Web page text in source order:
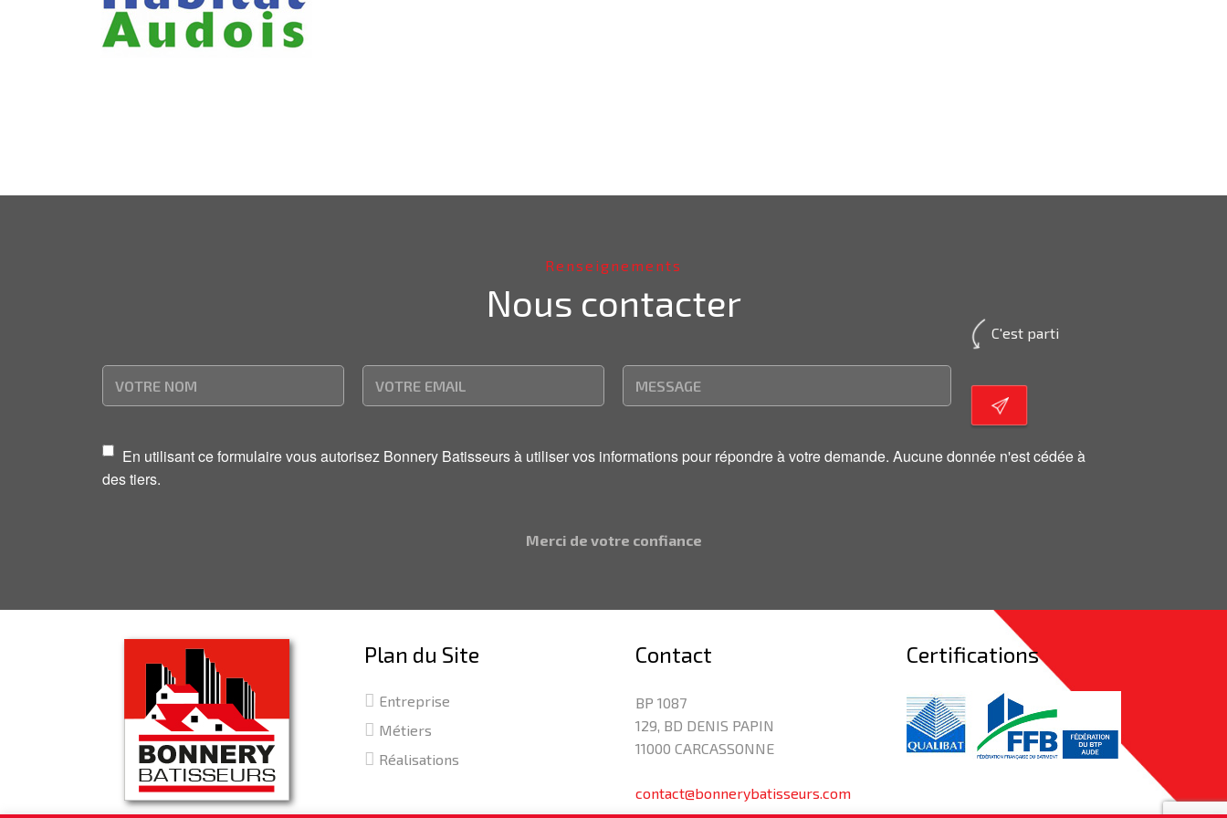
Renseignements
Nous contacter
C'est parti
En utilisant ce formulaire vous autorisez Bonnery Batisseurs à utiliser vos informations pour répondre à votre demande. Aucune donnée n'est cédée à
des tiers.
Merci de votre confiance
Plan du Site
Entreprise
Métiers
Réalisations
Contact
BP 1087
129, BD DENIS PAPIN
11000 CARCASSONNE
contact@bonnerybatisseurs.com
Certifications